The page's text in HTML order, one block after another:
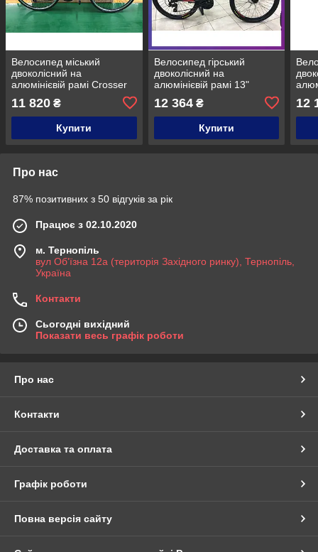
Велосипед міський
двоколісний на
алюмінієвій рамі Crosser
Чорно-зелений
11 820 ₴
Купити
Велосипед гірський
двоколісний на
алюмінієвій рамі 13"
Crosser Stream 24 дюйми
чорно-червоний
12 364₴
Купити
12
Про нас
87% позитивних з 50 відгуків за рік
Працює з 02.10.2020
м. Тернопіль
вул Об'їзна 12а (територія Західного ринку), Тернопіль,
Україна
Контакти
Сьогодні вихідний
Показати весь графік роботи
Про нас
Контакти
Доставка та оплата
Графік роботи
Повна версія сайту